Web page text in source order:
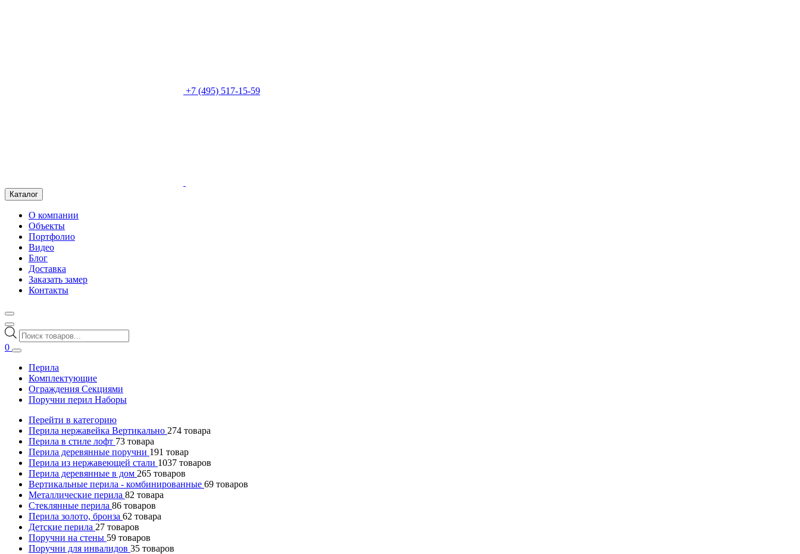
+7 (495) 517-15-59
Каталог
О компании
Объекты
Портфолио
Видео
Блог
Доставка
Заказать замер
Контакты
Поиск
товаров
0
Перила
Комплектующие
Ограждения Секциями
Поручни перил Наборы
Перейти в категорию
Перила нержавейка Вертикально 274 товара
Перила в стиле лофт 73 товара
Перила деревянные поручни 191 товар
Перила из нержавеющей стали 1037 товаров
Перила деревянные в дом 265 товаров
Вертикальные перила - комбинированные 69 товаров
Металлические перила 82 товара
Стеклянные перила 86 товаров
Перила золото, бронза 62 товара
Детские перила 27 товаров
Поручни на стены 59 товаров
Поручни для инвалидов 35 товаров